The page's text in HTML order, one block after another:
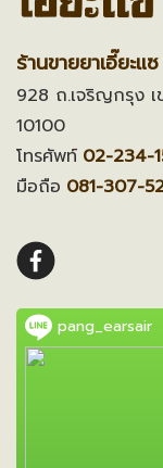
ร้านขายยาเอี๊ยะแซ
928 ถ.เจริญกรุง
10100
โทรศัพท์ 02-234-
มือถือ 081-307-
pang_earsair